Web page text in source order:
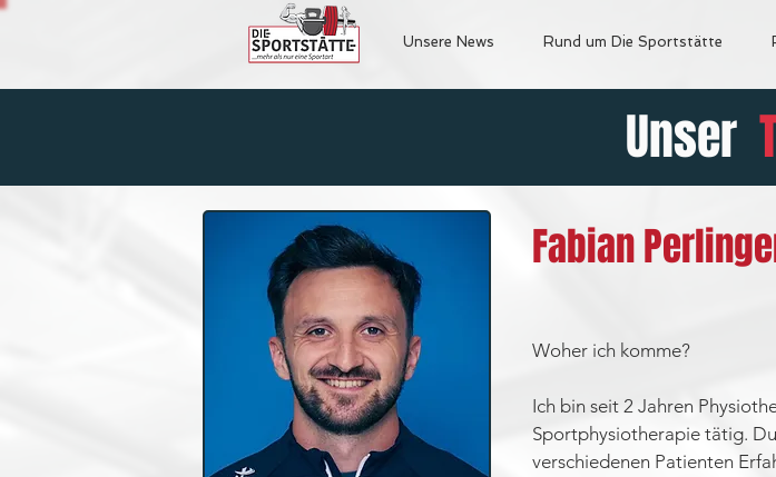
Unsere News Rund um Die Sportstätte
Fabian
Woher ich komme?
Ich bin seit 2 Jahren
Sportphysiotherapie tätig.
verschiedenen Patienten
Unser